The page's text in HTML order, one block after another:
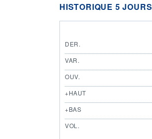
HISTORIQUE 5 JOURS
DER.
VAR.
OUV.
+HAUT
+BAS
VOL.